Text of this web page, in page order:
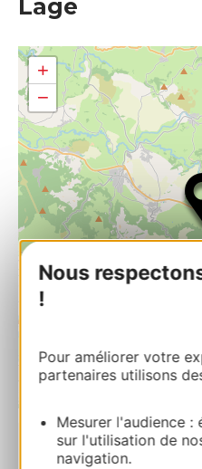
Nous
!
Pour améliorer votre
partenaires utilisons
Mesurer l'audience
sur l'utilisation de
navigation.
Lage
+
−
Eglise de